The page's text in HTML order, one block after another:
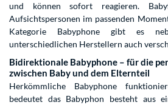
und können sofort reagieren.
Aufsichtspersonen im passenden
Kategorie Babyphone gibt es
unterschiedlichen Herstellern auch
Bidirektionale Babyphone – für die
zwischen Baby und dem Elternteil
Herkömmliche Babyphone
bedeutet das Babyphon besteht aus